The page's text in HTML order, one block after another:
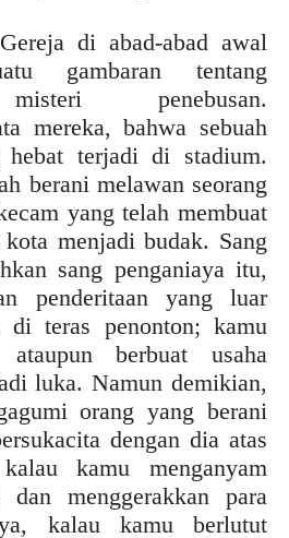
di abad-abad awal
gambaran tentang
penebusan.
mereka, bahwa sebuah
hebat terjadi di stadium.
berani melawan seorang
yang telah membuat
menjadi budak. Sang
sang penganiaya itu,
penderitaan yang luar
teras penonton; kamu
berbuat usaha
luka. Namun demikian,
orang yang berani
dengan dia atas
kalau kamu menganyam
dan menggerakkan para
kalau kamu berlutut